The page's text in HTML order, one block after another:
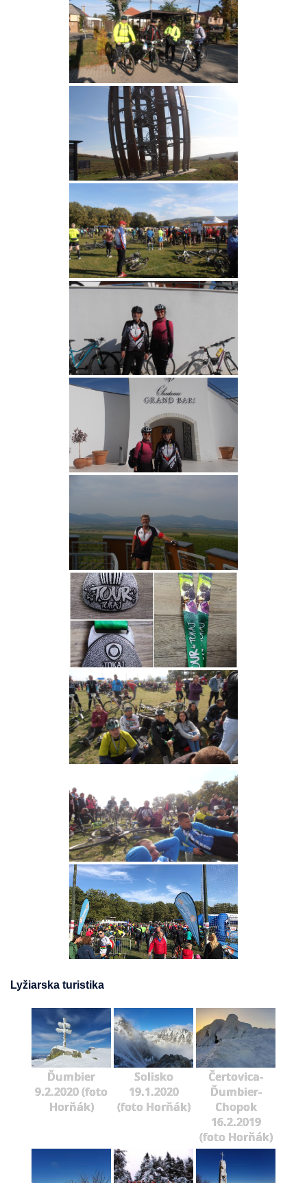
Lyžiarska turistika
Ďumbier
9.2.2020 (foto
Horňák)
Solisko
19.1.2020
(foto Horňák)
Čertovica-
Ďumbier-
Chopok
16.2.2019
(foto Horňák)